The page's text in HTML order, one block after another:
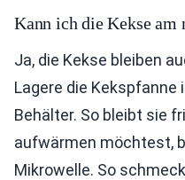
Kann ich die Kekse am
Ja, die Kekse bleiben
Lagere die
Behälter. So bleibt sie
aufwärmen möchtest,
Mikrowelle. So